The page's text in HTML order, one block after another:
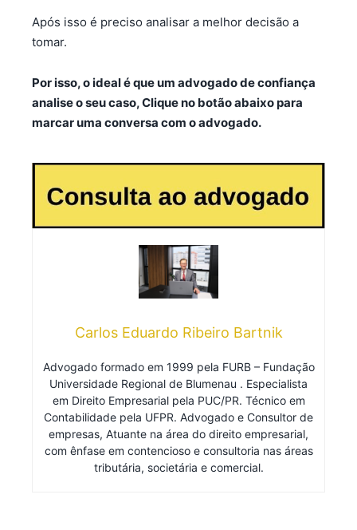
Após isso é preciso analisar a melhor decisão a
tomar.
Por isso, o ideal é que um advogado de confiança
analise o seu caso, Clique no botão abaixo para
marcar uma conversa com o advogado.
Carlos Eduardo Ribeiro Bartnik
Advogado formado em 1999 pela FURB – Fundação
Universidade Regional de Blumenau . Especialista
em Direito Empresarial pela PUC/PR. Técnico em
Contabilidade pela UFPR. Advogado e Consultor de
empresas, Atuante na área do direito empresarial,
com ênfase em contencioso e consultoria nas áreas
tributária, societária e comercial.